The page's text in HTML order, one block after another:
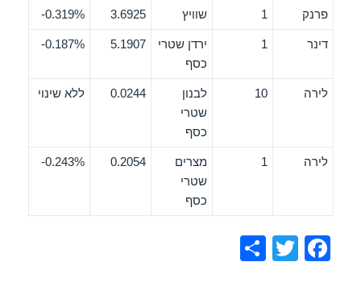
פרנק 1 שוויץ 3.6925
0.319%-
דינר 1
ירדן שטרי
כסף
5.1907
0.187%-
לירה 10
לבנון
שטרי
כסף
0.0244 ללא שינוי
לירה 1
מצרים
שטרי
כסף
0.2054
0.243%-
F
T